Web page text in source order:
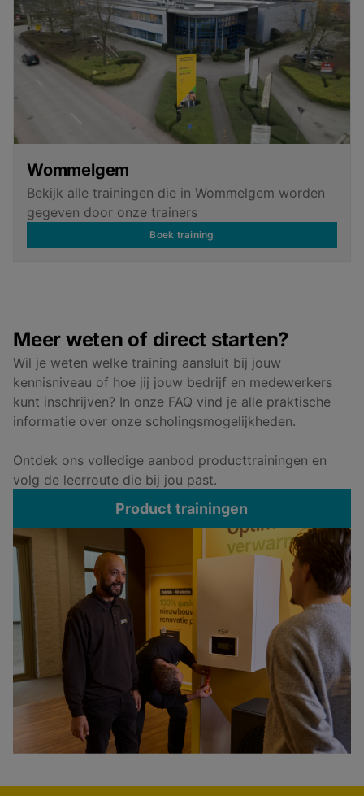
Wommelgem
Bekijk alle trainingen die in Wommelgem worden
gegeven door onze trainers
Boek training
Meer weten of direct starten?
Wil je weten welke training aansluit bij jouw
kennisniveau of hoe jij jouw bedrijf en medewerkers
kunt inschrijven? In onze FAQ vind je alle praktische
informatie over onze scholingsmogelijkheden.
Ontdek ons volledige aanbod producttrainingen en
volg de leerroute die bij jou past.
Product trainingen